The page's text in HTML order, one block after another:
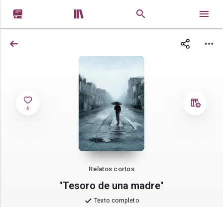
 
4
Relatos cortos
"Tesoro de una madre"
Texto completo